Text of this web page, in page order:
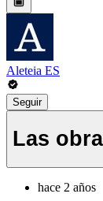
Aleteia ES
Seguir
Las
hace 2 años